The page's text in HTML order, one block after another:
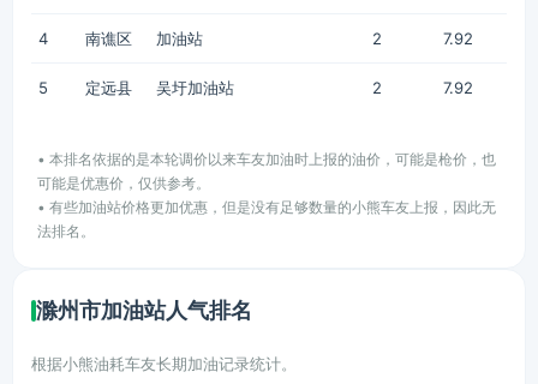
4 南谯区 加油站 2 7.92
5 定远县 吴圩加油站 2 7.92
• 本排名依据的是本轮调价以来车友加油时上报的油价，可能是枪价，也
可能是优惠价，仅供参考。
• 有些加油站价格更加优惠，但是没有足够数量的小熊车友上报，因此无
法排名。
滁州市加油站人气排名
根据小熊油耗车友长期加油记录统计。